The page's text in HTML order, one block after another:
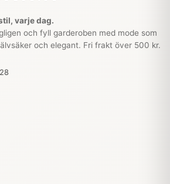
varje dag.
och fyll garderoben med mode som
och elegant. Fri frakt över 500 kr.